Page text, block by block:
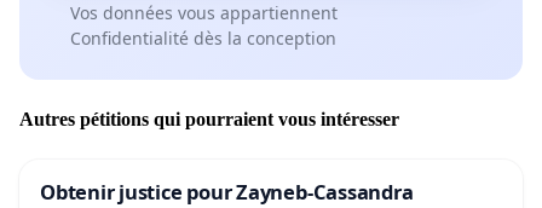
Vos données vous appartiennent
Confidentialité dès la conception
Autres pétitions qui pourraient vous intéresser
Obtenir justice pour Zayneb-Cassandra